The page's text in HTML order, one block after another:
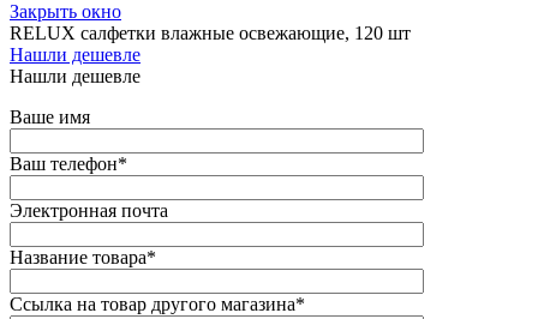
Закрыть окно
RELUX салфетки влажные освежающие, 120 шт
Нашли дешевле
Нашли дешевле
Ваше имя
Ваш телефон*
Электронная почта
Название товара*
Ссылка на товар другого магазина*